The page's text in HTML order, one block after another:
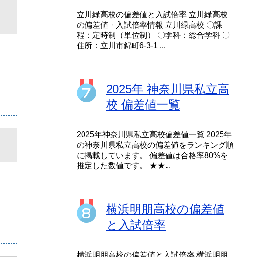
立川緑高校の偏差値と入試倍率 立川緑高校
の偏差値・入試倍率情報 立川緑高校 〇課
程：定時制（単位制） 〇学科：総合学科 〇
住所：立川市錦町6-3-1 ...
2025年 神奈川県私立高
校 偏差値一覧
2025年神奈川県私立高校偏差値一覧 2025年
の神奈川県私立高校の偏差値をランキング順
に掲載しています。 偏差値は合格率80%を
推定した数値です。 ★★...
横浜明朋高校の偏差値
と入試倍率
横浜明朋高校の偏差値と入試倍率 横浜明朋